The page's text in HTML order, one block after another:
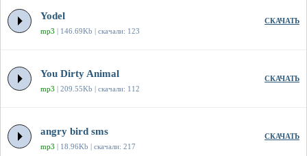
Yodel
mp3 | 146.69Kb | скачали: 123
СКАЧАТЬ
You Dirty Animal
mp3 | 209.55Kb | скачали: 112
СКАЧАТЬ
angry bird sms
mp3 | 18.96Kb | скачали: 217
СКАЧАТЬ